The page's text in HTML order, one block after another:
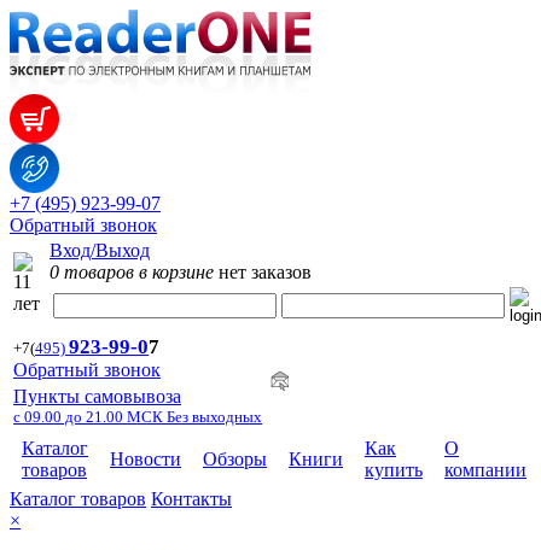
+7 (495) 923-99-07
Обратный звонок
Вход/Выход
0 товаров в корзине нет заказов
+7(495) 923-99-07
Обратный звонок
Пункты самовывоза
с 09.00 до 21.00 МСК Без выходных
Каталог
товаров
Новости Обзоры Книги
Как
купить
О
компании
Каталог товаров Контакты
×